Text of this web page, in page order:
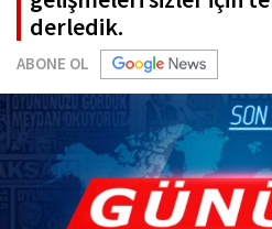
derledik.
ABONE OL